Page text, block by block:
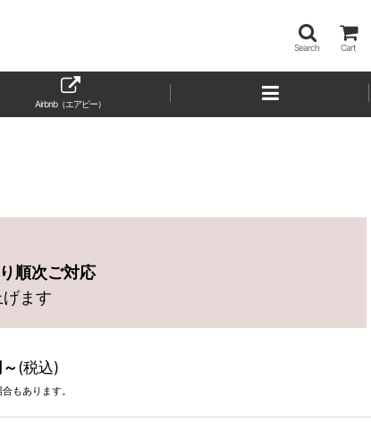
Search Cart
Airbnb（エアビー）
順次ご対応
ます
～(税込)
もあります。